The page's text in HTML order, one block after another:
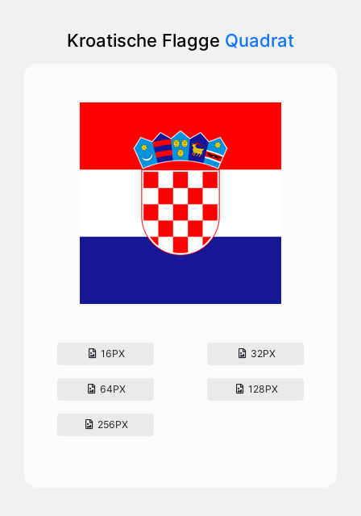
Kroatische Flagge Quadrat
16PX 32PX
64PX 128PX
256PX